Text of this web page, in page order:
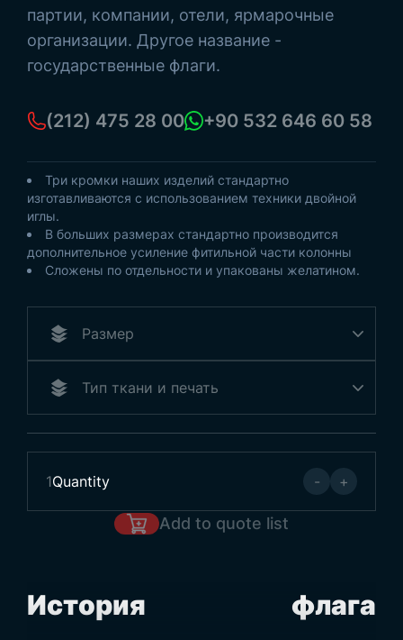
партии, компании, отели, ярмарочные
организации. Другое название -
государственные флаги.
(212) 475 28 00 +90 532 646 60 58
Три кромки наших изделий стандартно
изготавливаются с использованием техники двойной
иглы.
В больших размерах стандартно производится
дополнительное усиление фитильной части колонны
Сложены по отдельности и упакованы желатином.
1Quantity - +
Add to quote list
История флага